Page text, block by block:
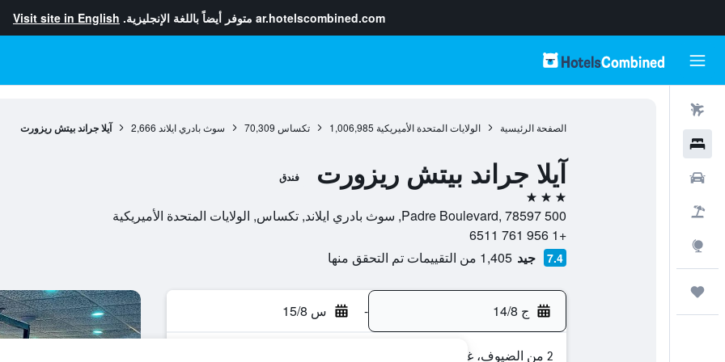
ar.hotelscombined.com متوفر أيضاً باللغة الإنجليزية. Visit site in English
الصفحة الرئيسية الولايات المتحدة الأميريكية 1,006,985 تكساس 70,309 سوث بادري ايلاند 2,666 آيلا جراند بيتش ريزورت
آيلا جراند بيتش ريزورت فندق
3 نجوم
500 Padre Boulevard, 78597, سوث بادري ايلاند, تكساس, الولايات المتحدة الأميريكية
+1 956 761 6511
7.4 جيد 1,405 من التقييمات تم التحقق منها
ج 14/8 - س 15/8
2 من الضيوف، غرفة واحدة